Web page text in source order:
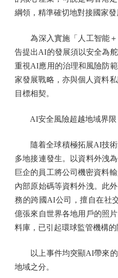
綱領，精準確切地對接國家發
為深入實施「人工智能＋
告提出AI的發展須以安全為
重視AI應用的治理和風險防
家發展戰略，亦與個人資料
目標相契。
AI安全風險超越地域界限
隨着全球積極拓展AI技術
多地接連發生。以資料外洩
巨企的員工將公司機密資料
內部原始碼等資料外洩。此
務的跨國AI公司，擅自在社
億張來自世界各地用戶的照
料庫，已引起環球監管機構的
以上事件均突顯AI帶來的
地域之分。